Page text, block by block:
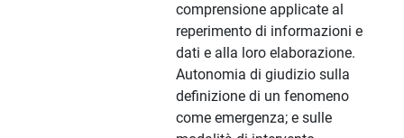
comprensione applicate al
reperimento di informazioni e
dati e alla loro elaborazione.
Autonomia di giudizio sulla
definizione di un fenomeno
come emergenza; e sulle